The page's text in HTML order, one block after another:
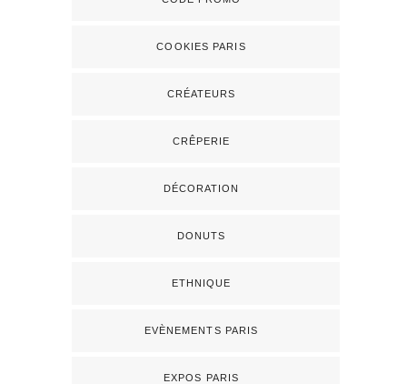
COOKIES PARIS
CRÉATEURS
CRÊPERIE
DÉCORATION
DONUTS
ETHNIQUE
EVÈNEMENTS PARIS
EXPOS PARIS